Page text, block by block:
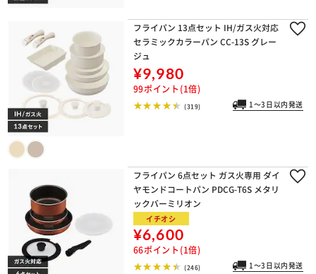
フライパン 13点セット IH/ガス火対応
セラミックカラーパン CC-13S グレー
ジュ
¥9,980
99ポイント(1倍)
(319) 1～3日以内発送
フライパン 6点セット ガス火専用 ダイ
ヤモンドコートパン PDCG-T6S メタリ
ックバーミリオン
イチオシ
¥6,600
66ポイント(1倍)
(246) 1～3日以内発送